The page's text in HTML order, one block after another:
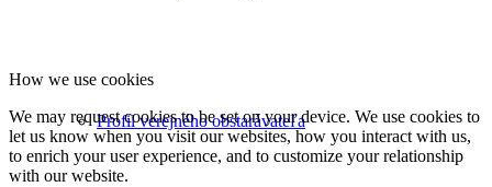
Profil verejného obstarávateľa
How we use cookies
We may request cookies to be set on your device. We use cookies to
let us know when you visit our websites, how you interact with us,
to enrich your user experience, and to customize your relationship
with our website.